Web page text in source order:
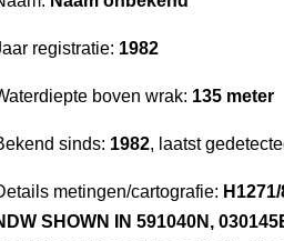
registratie: 1982
boven wrak: 135 meter
sinds: 1982, laatst
metingen/cartografie:
SHOWN IN 591040N,